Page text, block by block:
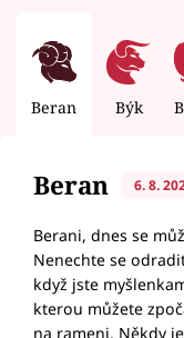
Beran Býk
Beran 6. 8.
Berani, dnes se
Nenechte se
když jste
kterou můžete
na rameni. Někdy